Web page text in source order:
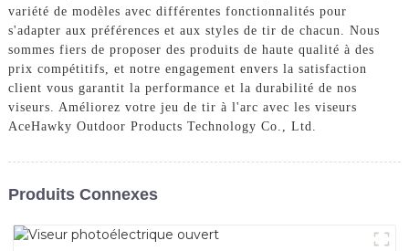
variété de modèles avec différentes fonctionnalités pour
s'adapter aux préférences et aux styles de tir de chacun. Nous
sommes fiers de proposer des produits de haute qualité à des
prix compétitifs, et notre engagement envers la satisfaction
client vous garantit la performance et la durabilité de nos
viseurs. Améliorez votre jeu de tir à l'arc avec les viseurs
AceHawky Outdoor Products Technology Co., Ltd.
Produits Connexes